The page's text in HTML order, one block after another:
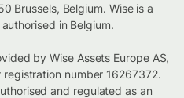
Brussels, Belgium. Wise is a
in Belgium.
by Wise Assets Europe AS,
number 16267372.
and regulated as an